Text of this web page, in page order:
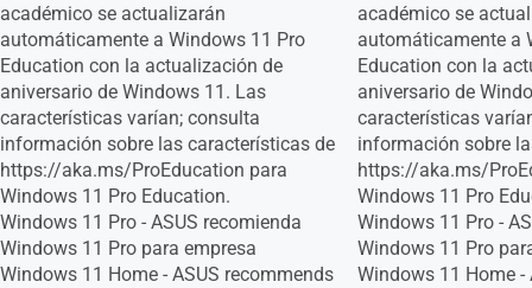
académico se actualizarán
automáticamente a Windows 11 Pro
Education con la actualización de
aniversario de Windows 11. Las
características varían; consulta
información sobre las características de
https://aka.ms/ProEducation para
Windows 11 Pro Education.
Windows 11 Pro - ASUS recomienda
Windows 11 Pro para empresa
Windows 11 Home - ASUS recommends
académico se
automáticamente a
Education con la
aniversario de
características
información sobre
https://aka.ms/
Windows 11 Pro
Windows 11 Pro -
Windows 11 Pro
Windows 11 Home -